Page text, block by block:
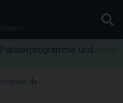
und